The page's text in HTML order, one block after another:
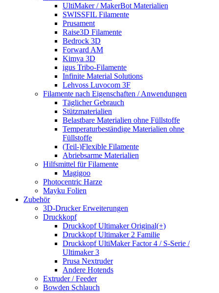
UltiMaker / MakerBot Materialien
SWISSFIL Filamente
Prusament
Raise3D Filamente
Bedrock 3D
Forward AM
Kimya 3D
igus Tribo-Filamente
Infinite Material Solutions
Lehvoss Luvocom 3F
Filamente nach Eigenschaften / Anwendungen
Täglicher Gebrauch
Stützmaterialien
Belastbare Materialien ohne Füllstoffe
Temperaturbeständige Materialien ohne
Füllstoffe
(Teil-)Flexible Filamente
Abriebsarme Materialien
Hilfsmittel für Filamente
Magigoo
Photocentric Harze
Mayku Folien
Zubehör
3D-Drucker Erweiterungen
Druckkopf
Druckkopf Ultimaker Original(+)
Druckkopf Ultimaker 2 Familie
Druckkopf UltiMaker Factor 4 / S-Serie /
Ultimaker 3
Prusa Nextruder
Andere Hotends
Extruder / Feeder
Bowden Schlauch